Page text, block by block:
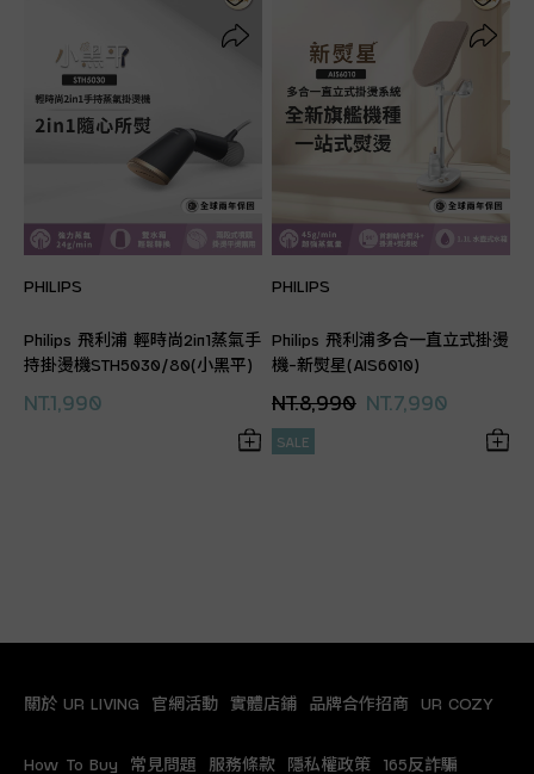
PHILIPS
Philips 飛利浦 輕時尚2in1蒸氣手
持掛燙機STH5030/80(小黑平)
NT.1,990
PHILIPS
Philips 飛利浦多合一直立式掛燙
機-新熨星(AIS6010)
NT.8,990 NT.7,990
SALE
關於 UR LIVING 官網活動 實體店鋪 品牌合作招商 UR COZY
How To Buy 常見問題 服務條款 隱私權政策 165反詐騙